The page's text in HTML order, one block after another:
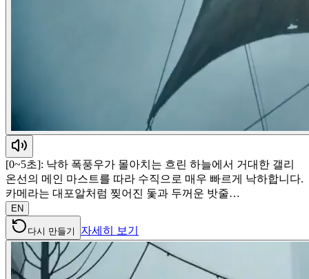
[0~5초]: 낙하 폭풍우가 몰아치는 흐린 하늘에서 거대한 갤리
온선의 메인 마스트를 따라 수직으로 매우 빠르게 낙하합니다.
카메라는 대포알처럼 찢어진 돛과 두꺼운 밧줄…
EN
다시 만들기 자세히 보기